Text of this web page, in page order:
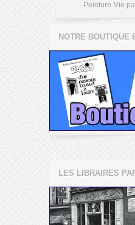
Peinture Vie
NOTRE BOUTIQUE
LES LIBRAIRES